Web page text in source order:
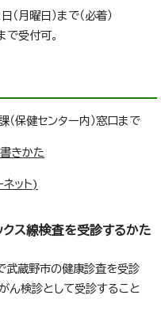
月曜日）まで（必着）
受付可。
（保健センター内）窓口まで
きかた
ット)
ス線検査を受診するかた
武蔵野市の健康診査を受診
ん検診として受診すること